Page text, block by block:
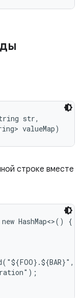
str,
valueMap)
строке вместе
HashMap<>() {